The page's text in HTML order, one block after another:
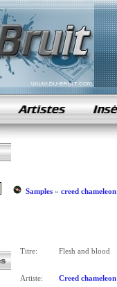
samples de rap
Samples» creed chameleon
Titre: Flesh and blood
Artiste: Creed chameleon